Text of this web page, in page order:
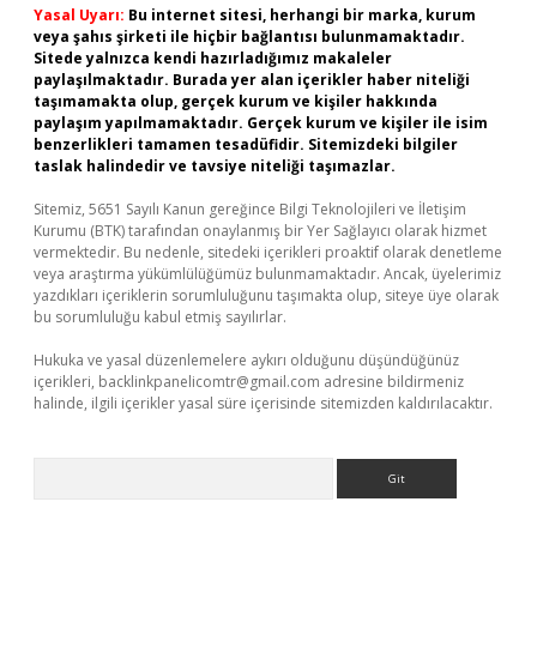
Yasal Uyarı: Bu internet sitesi, herhangi bir marka, kurum
veya şahıs şirketi ile hiçbir bağlantısı bulunmamaktadır.
Sitede yalnızca kendi hazırladığımız makaleler
paylaşılmaktadır. Burada yer alan içerikler haber niteliği
taşımamakta olup, gerçek kurum ve kişiler hakkında
paylaşım yapılmamaktadır. Gerçek kurum ve kişiler ile isim
benzerlikleri tamamen tesadüfidir. Sitemizdeki bilgiler
taslak halindedir ve tavsiye niteliği taşımazlar.
Sitemiz, 5651 Sayılı Kanun gereğince Bilgi Teknolojileri ve İletişim
Kurumu (BTK) tarafından onaylanmış bir Yer Sağlayıcı olarak hizmet
vermektedir. Bu nedenle, sitedeki içerikleri proaktif olarak denetleme
veya araştırma yükümlülüğümüz bulunmamaktadır. Ancak, üyelerimiz
yazdıkları içeriklerin sorumluluğunu taşımakta olup, siteye üye olarak
bu sorumluluğu kabul etmiş sayılırlar.
Hukuka ve yasal düzenlemelere aykırı olduğunu düşündüğünüz
içerikleri, backlinkpanelicomtr@gmail.com adresine bildirmeniz
halinde, ilgili içerikler yasal süre içerisinde sitemizden kaldırılacaktır.